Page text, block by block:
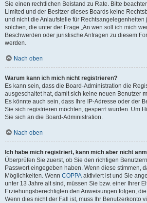
Sie einen rechtlichen Beistand zu Rate. Bitte
Limited und der Besitzer dieses Boards keine
und nicht die Anlaufstelle für Rechtsangelegenheiten
solchen, die unter der Frage „An wen soll ich mich
Beschwerden oder juristische Anfragen zu diesem
werden.
Nach oben
Warum kann ich mich nicht registrieren?
Es kann sein, dass die Board-Administration die
ausgeschaltet hat, damit sich keine neuen Benutzer
Es könnte auch sein, dass Ihre IP-Adresse oder der
Sie sich registrieren möchten, gesperrt wurden. Um
Sie sich an die Board-Administration.
Nach oben
Ich habe mich registriert, kann mich aber nicht
Überprüfen Sie zuerst, ob Sie den richtigen
Passwort eingegeben haben. Wenn diese stimmen,
Möglichkeiten. Wenn COPPA aktiviert ist und Sie
unter 13 Jahre alt sind, müssen Sie bzw. einer Ihrer
Erziehungsberechtigten den Anweisungen folgen,
Wenn dies nicht der Fall ist, muss Ihr Benutzerkonto